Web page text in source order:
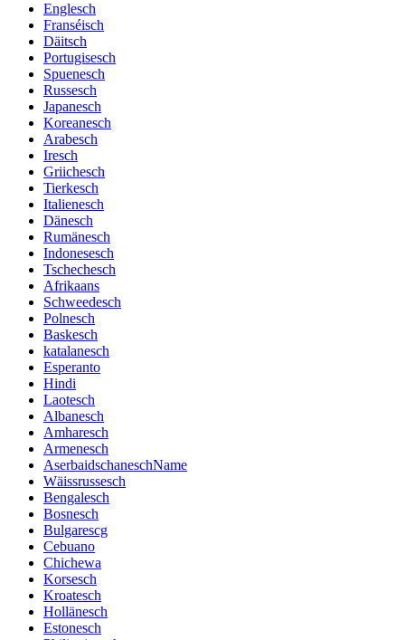
Englesch
Franséisch
Däitsch
Portugisesch
Spuenesch
Russesch
Japanesch
Koreanesch
Arabesch
Iresch
Griichesch
Tierkesch
Italienesch
Dänesch
Rumänesch
Indonesesch
Tschechesch
Afrikaans
Schweedesch
Polnesch
Baskesch
katalanesch
Esperanto
Hindi
Laotesch
Albanesch
Amharesch
Armenesch
AserbaidschaneschName
Wäissrussesch
Bengalesch
Bosnesch
Bulgarescg
Cebuano
Chichewa
Korsesch
Kroatesch
Hollänesch
Estonesch